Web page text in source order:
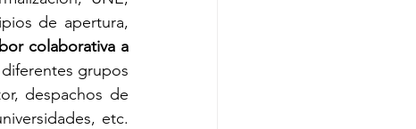
de apertura,
colaborativa a
grupos
despachos de
etc.